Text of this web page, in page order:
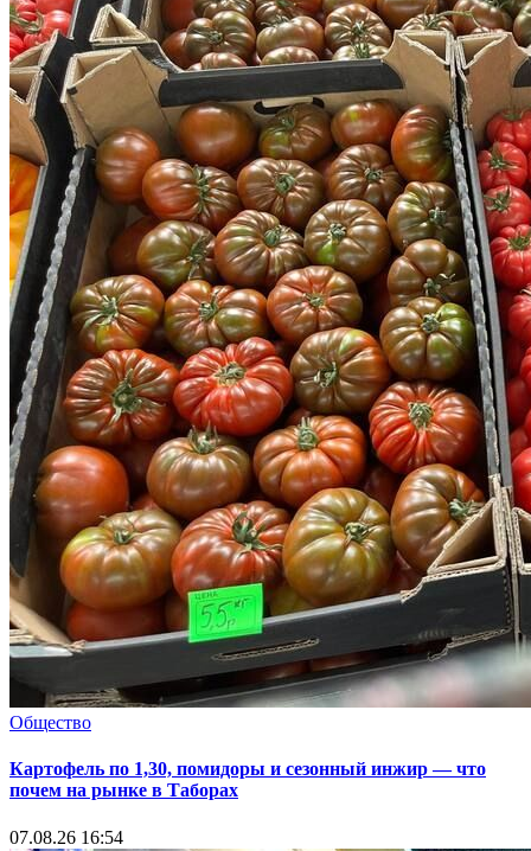
Общество
Картофель по 1,30, помидоры и сезонный инжир — что
почем на рынке в Таборах
07.08.26 16:54